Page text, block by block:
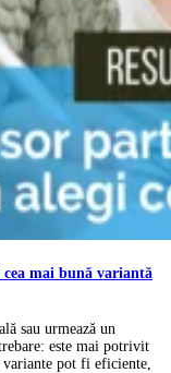
mai bună variantă
sau urmează un
este mai potrivit
pot fi eficiente,